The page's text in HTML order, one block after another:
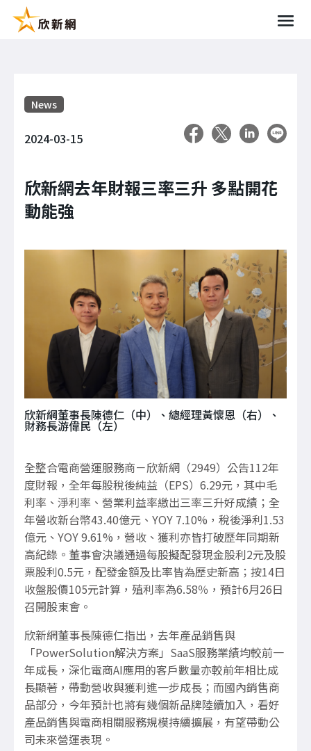
News
2024-03-15
欣新網去年財報三率三升 多點開花
動能強
欣新網董事長陳德仁（中）、總經理黃懷恩（右）、
財務長游偉民（左）
全整合電商營運服務商－欣新網（2949）公告112年
度財報，全年每股稅後純益（EPS） 6.29元，其中毛
利率、淨利率、營業利益率繳出三率三升好成績；全
年營收新台幣43.40億元、 YOY 7.10% ，稅後淨利1.53
億元、 YOY 9.61% ，營收、獲利亦皆打破歷年同期新
高紀錄。董事會決議通過每股擬配發現金股利2元及股
票股利0.5元，配發金額及比率皆為歷史新高；按14日
收盤股價105元計算，殖利率為6.58％，預計6月26日
召開股東會。
欣新網董事長陳德仁指出，去年產品銷售與
「PowerSolution解決方案」 SaaS服務業績均較前一
年成長，深化電商AI應用的客戶數量亦較前年相比成
長顯著，帶動營收與獲利進一步成長；而國內銷售商
品部分，今年預計也將有幾個新品牌陸續加入，看好
產品銷售與電商相關服務規模持續擴展，有望帶動公
司未來營運表現。